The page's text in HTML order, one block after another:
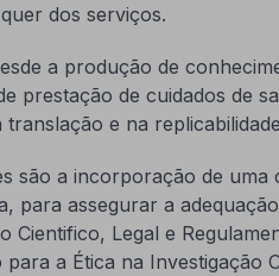
dos serviços.
a produção de
prestação de cuidados de
e na
são a incorporação de
para assegurar a
Cientifico, Legal e
para a Ética na